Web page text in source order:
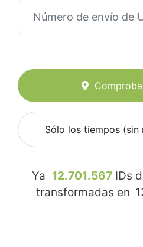
Sólo los tiempos (sin
Ya 12.701.567 IDs
transformadas en